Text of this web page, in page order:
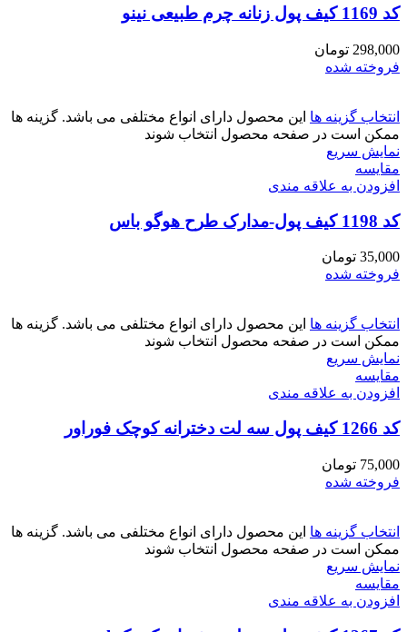
کد 1169 کیف پول زنانه چرم طبیعی نینو
298,000 تومان
فروخته شده
انتخاب گزینه ها این محصول دارای انواع مختلفی می باشد. گزینه ها
ممکن است در صفحه محصول انتخاب شوند
نمایش سریع
مقايسه
افزودن به علاقه مندی
کد 1198 کیف پول-مدارک طرح هوگو باس
35,000 تومان
فروخته شده
انتخاب گزینه ها این محصول دارای انواع مختلفی می باشد. گزینه ها
ممکن است در صفحه محصول انتخاب شوند
نمایش سریع
مقايسه
افزودن به علاقه مندی
کد 1266 کیف پول سه لت دخترانه کوچک فوراور
75,000 تومان
فروخته شده
انتخاب گزینه ها این محصول دارای انواع مختلفی می باشد. گزینه ها
ممکن است در صفحه محصول انتخاب شوند
نمایش سریع
مقايسه
افزودن به علاقه مندی